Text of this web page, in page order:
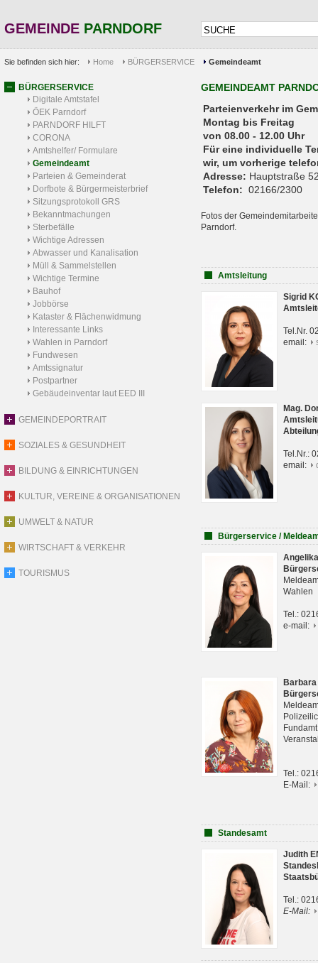
GEMEINDE PARNDORF
Sie befinden sich hier: Home BÜRGERSERVICE Gemeindeamt
BÜRGERSERVICE
Digitale Amtstafel
ÖEK Parndorf
PARNDORF HILFT
CORONA
Amtshelfer/ Formulare
Gemeindeamt
Parteien & Gemeinderat
Dorfbote & Bürgermeisterbrief
Sitzungsprotokoll GRS
Bekanntmachungen
Sterbefälle
Wichtige Adressen
Abwasser und Kanalisation
Müll & Sammelstellen
Wichtige Termine
Bauhof
Jobbörse
Kataster & Flächenwidmung
Interessante Links
Wahlen in Parndorf
Fundwesen
Amtssignatur
Postpartner
Gebäudeinventar laut EED III
GEMEINDEPORTRAIT
SOZIALES & GESUNDHEIT
BILDUNG & EINRICHTUNGEN
KULTUR, VEREINE & ORGANISATIONEN
UMWELT & NATUR
WIRTSCHAFT & VERKEHR
TOURISMUS
GEMEINDEAMT
Parteienverkehr
Montag bis Freitag
von 08.00 - 12.00 Uhr
Für eine individuelle
wir, um vorherige
Adresse: Hauptstraße
Telefon: 02166/2300
Fotos der
Parndorf.
Amtsleitung
Sigrid
Tel.Nr.
email:
Mag.
Tel.Nr.:
email:
Bürgerservice /
Wahlen
Tel.:
e-mail:
Tel.:
E-Mail:
Standesamt
Judith
Tel.:
E-Mail: